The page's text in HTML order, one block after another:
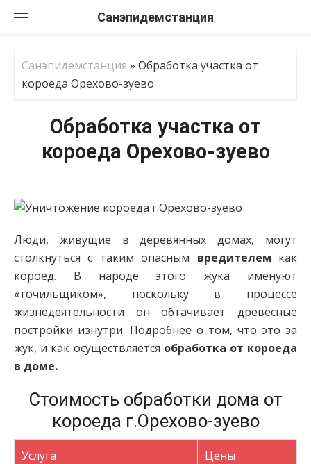
Санэпидемстанция
Санэпидемстанция » Обработка участка от
короеда Орехово-зуево
Обработка участка от
короеда Орехово-зуево
Люди, живущие в деревянных домах, могут
столкнуться с таким опасным вредителем как
короед. В народе этого жука именуют
«точильщиком», поскольку в процессе
жизнедеятельности он обтачивает древесные
постройки изнутри. Подробнее о том, что это за
жук, и как осуществляется обработка от короеда
в доме.
Стоимость обработки дома от
короеда г.Орехово-зуево
Услуга
Цены